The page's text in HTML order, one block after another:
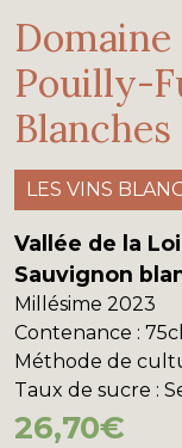
Pouilly-
Blanches
LES VINS
Vallée de la
Sauvignon
Millésime 2023
Contenance : 75cl
Méthode de
Taux de sucre :
26,70€